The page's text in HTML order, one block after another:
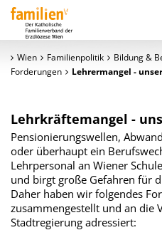
Wien Familienpolitik Bildung &
Forderungen
Lehrermangel -
Lehrkräftemangel -
Pensionierungswellen,
oder überhaupt ein
Lehrpersonal an Wiener
und birgt große Gefahren für
Daher haben wir folgendes
zusammengestellt und an die
Stadtregierung adressiert: